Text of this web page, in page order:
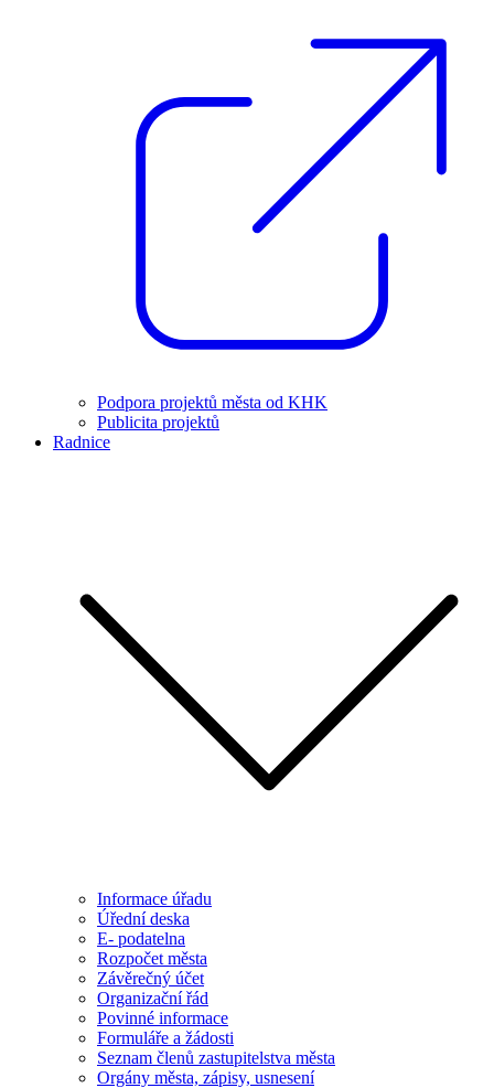
Podpora projektů města od KHK
Publicita projektů
Radnice
Informace úřadu
Úřední deska
E- podatelna
Rozpočet města
Závěrečný účet
Organizační řád
Povinné informace
Formuláře a žádosti
Seznam členů zastupitelstva města
Orgány města, zápisy, usnesení